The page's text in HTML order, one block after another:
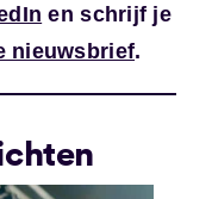
en schrijf je
nieuwsbrief.